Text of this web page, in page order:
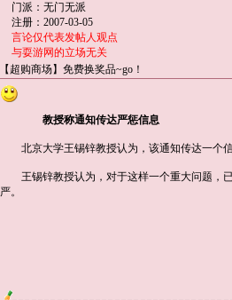
门派：无门无派
注册：2007-03-05
言论仅代表发帖人观点
与耍游网的立场无关
【超购商场】免费换奖品~go！
教授称通知传达严惩信息
北京大学王锡锌教授认为，该通知传达一个信
王锡锌教授认为，对于这样一个重大问题，已
严。